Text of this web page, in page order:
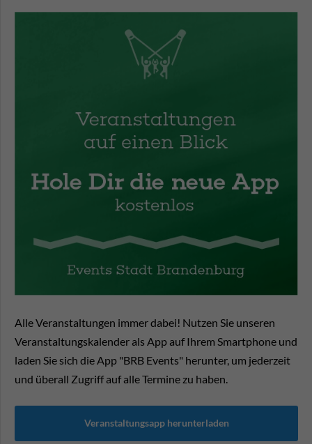
Alle Veranstaltungen immer dabei! Nutzen Sie unseren
Veranstaltungskalender als App auf Ihrem Smartphone und
laden Sie sich die App "BRB Events" herunter, um jederzeit
und überall Zugriff auf alle Termine zu haben.
Veranstaltungsapp herunterladen